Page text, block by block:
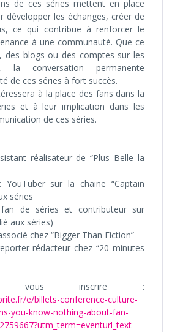
de ces séries mettent en place
développer les échanges, créer de
ce qui contribue à renforcer le
à une communauté. Que ce
des blogs ou des comptes sur les
la conversation permanente
de ces séries à fort succès.
à la place des fans dans la
et à leur implication dans les
de ces séries.
réalisateur de “Plus Belle la
YouTuber sur la chaine “Captain
séries
de séries et contributeur sur
aux séries)
chez “Bigger Than Fiction”
rédacteur chez “20 minutes
vous inscrire :
e/billets-conference-culture-
you-know-nothing-about-fan-